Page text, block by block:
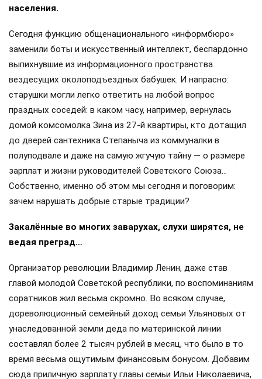
населения.
Сегодня функцию общенационального «информбюро»
заменили боты и искусственный интеллект, беспардонно
выпихнувшие из информационного пространства
вездесущих околоподъездных бабушек. И напрасно:
старушки могли легко ответить на любой вопрос
праздных соседей: в каком часу, например, вернулась
домой комсомолка Зина из 27-й квартиры, кто дотащил
до дверей сантехника Степаныча из коммуналки в
полуподвале и даже на самую жгучую тайну — о размере
зарплат и жизни руководителей Советского Союза…
Собственно, именно об этом мы сегодня и поговорим:
зачем нарушать добрые старые традиции?
Закалённые во многих заварухах, слухи ширятся, не
ведая преград…
Организатор революции Владимир Ленин, даже став
главой молодой Советской республики, по воспоминаниям
соратников жил весьма скромно. Во всяком случае,
дореволюционный семейный доход семьи Ульяновых от
унаследованной земли деда по материнской линии
составлял более 2 тысяч рублей в месяц, что было в то
время весьма ощутимым финансовым бонусом. Добавим
сюда приличную зарплату главы семьи Ильи Николаевича,